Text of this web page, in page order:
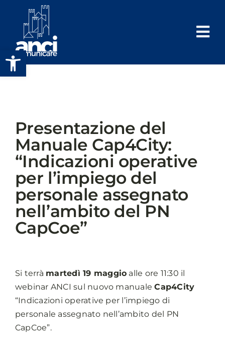
Apri la barra degli strumenti
contenuto
Presentazione del
Manuale Cap4City:
“Indicazioni operative
per l’impiego del
personale assegnato
nell’ambito del PN
CapCoe”
Si terrà martedì 19 maggio alle ore 11:30 il
webinar ANCI sul nuovo manualeCap4City
“Indicazioni operative per l’impiego di
personale assegnato nell’ambito del PN
CapCoe”.